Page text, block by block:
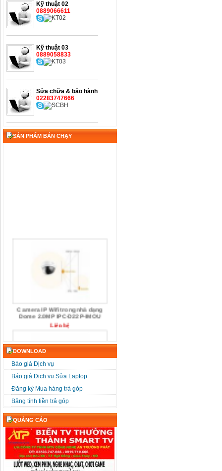
Kỹ thuật 02
0889066611
Kỹ thuật 03
0889058833
Sửa chữa & bảo hành
02283747666
SẢN PHẨM BÁN CHẠY
Dome 2.0MP IPC-D22P-IMOU
Liên hệ
Camera IP Wifi Dome 4.0MP IPC-
D42P-IMOU
Liên hệ
DOWNLOAD
Báo giá Dịch vụ
Báo giá Dịch vụ Sửa Laptop
Đăng ký Mua hàng trả góp
Bảng tính tiền trả góp
QUẢNG CÁO